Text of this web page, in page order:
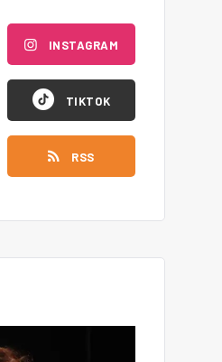
INSTAGRAM
TIKTOK
RSS